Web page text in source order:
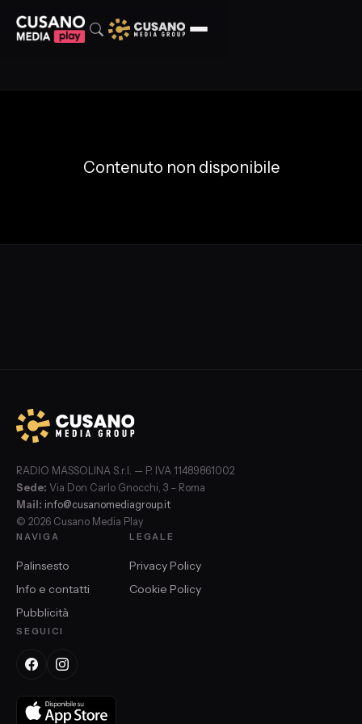
Contenuto non disponibile
RADIO MASSOLINA S.r.l. — P. IVA 11489861002
Sede: Via Don Carlo Gnocchi, 3 – Roma
Mail: info@cusanomediagroup.it
© 2026 Cusano Media Play
NAVIGA
Palinsesto
Info e contatti
Pubblicità
LEGALE
Privacy Policy
Cookie Policy
SEGUICI